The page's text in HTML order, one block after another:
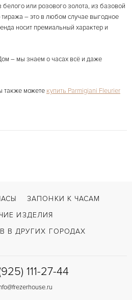
или розового золота, из базовой
– это в любом случае выгодное
носит премиальный характер и
– мы знаем о часах всё и даже
также можете купить Parmigiani Fleurier
ЗАПОНКИ К ЧАСАМ
ИЗДЕЛИЯ
В ДРУГИХ ГОРОДАХ
111-27-44